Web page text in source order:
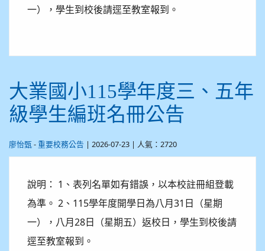
一），學生到校後請逕至教室報到。
大業國小115學年度三、五年
級學生編班名冊公告
廖怡甄 - 重要校務公告 | 2026-07-23 | 人氣：2720
說明： 1、表列名單如有錯誤，以本校註冊組登載
為準。 2、115學年度開學日為八月31日（星期
一），八月28日（星期五）返校日，學生到校後請
逕至教室報到。